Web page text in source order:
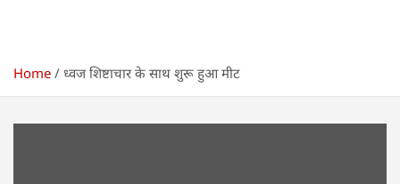
Home ध्वज शिष्टाचार के साथ शुरू हुआ मीट